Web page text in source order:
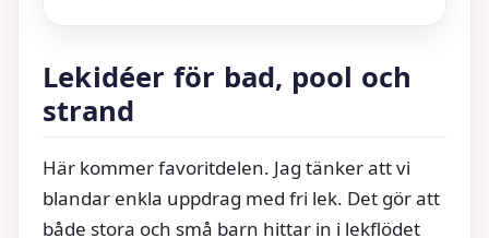
Lekidéer för bad, pool och
strand
Här kommer favoritdelen. Jag tänker att vi
blandar enkla uppdrag med fri lek. Det gör att
både stora och små barn hittar in i lekflödet